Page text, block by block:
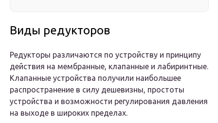
Виды редукторов
Редукторы различаются по устройству и принципу
действия на мембранные, клапанные и лабиринтные.
Клапанные устройства получили наибольшее
распространение в силу дешевизны, простоты
устройства и возможности регулирования давления
на выходе в широких пределах.